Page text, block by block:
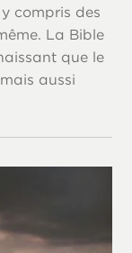
compris des
La Bible
que le
aussi